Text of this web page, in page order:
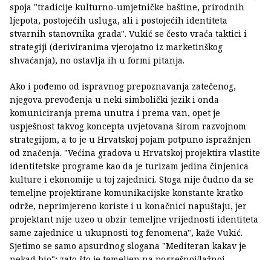
spoja "tradicije kulturno-umjetničke baštine, prirodnih
ljepota, postojećih usluga, ali i postojećih identiteta
stvarnih stanovnika grada". Vukić se često vraća taktici i
strategiji (deriviranima vjerojatno iz marketinškog
shvaćanja), no ostavlja ih u formi pitanja.
Ako i pođemo od ispravnog prepoznavanja zatečenog,
njegova prevođenja u neki simbolički jezik i onda
komuniciranja prema unutra i prema van, opet je
uspješnost takvog koncepta uvjetovana širom razvojnom
strategijom, a to je u Hrvatskoj pojam potpuno ispražnjen
od značenja. "Većina gradova u Hrvatskoj projektira vlastite
identitetske programe kao da je turizam jedina činjenica
kulture i ekonomije u toj zajednici. Stoga nije čudno da se
temeljne projektirane komunikacijske konstante kratko
održe, neprimjereno koriste i u konačnici napuštaju, jer
projektant nije uzeo u obzir temeljne vrijednosti identiteta
same zajednice u ukupnosti tog fenomena", kaže Vukić.
Sjetimo se samo apsurdnog slogana "Mediteran kakav je